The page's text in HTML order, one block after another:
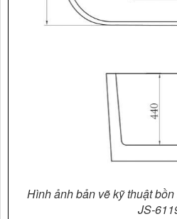
Hình ảnh bản vẽ kỹ thuật
JS-